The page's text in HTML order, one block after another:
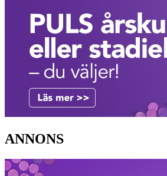
ANNONS